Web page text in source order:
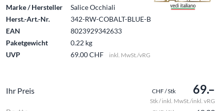
Marke / Hersteller
Salice Occhiali
Herst.-Art.-Nr.
342-RW-COBALT-BLUE-B
EAN
8023929342633
Paketgewicht
0.22 kg
UVP
69.00 CHF inkl. MwSt./vRG
Ihr Preis CHF / Stk 69.–
Stk / inkl. MwSt./inkl. vRG